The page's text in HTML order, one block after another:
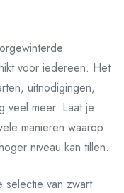
voor iedereen. Het
uitnodigingen,
veel meer. Laat je
manieren waarop
niveau kan tillen.
selectie van zwart